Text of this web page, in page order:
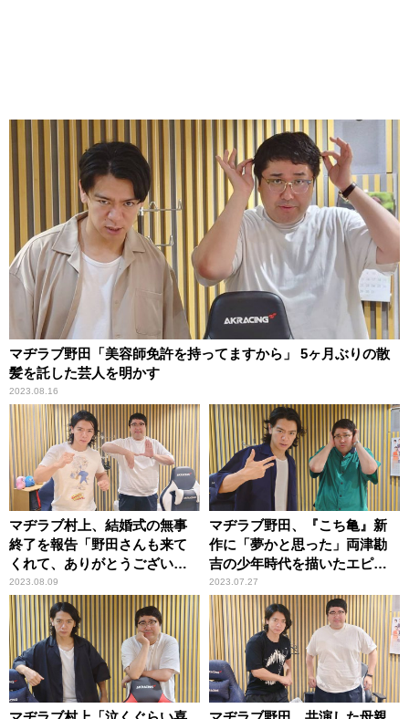
マヂラブ野田「美容師免許を持ってますから」 5ヶ月ぶりの散
髪を託した芸人を明かす
2023.08.16
マヂラブ村上、結婚式の無事
終了を報告「野田さんも来て
くれて、ありがとうございま
す」
2023.08.09
マヂラブ野田、『こち亀』新
作に「夢かと思った」両津勘
吉の少年時代を描いたエピソ
ードに感激
2023.07.27